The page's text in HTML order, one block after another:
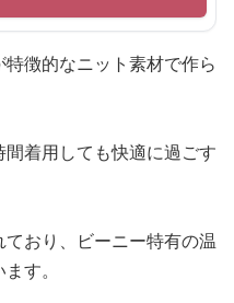
徴的なニット素材で作ら
着用しても快適に過ごす
おり、ビーニー特有の温
す。